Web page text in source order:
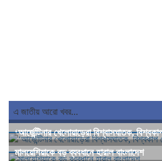
এ জাতীয় আরো খবর...
‘আর্জেন্টিনার খেলোয়াড়েরা বিশ্বাসঘাতক,
মালয়েশিয়াকে বড় ব্যবধানে হারাল বাংলাদেশ